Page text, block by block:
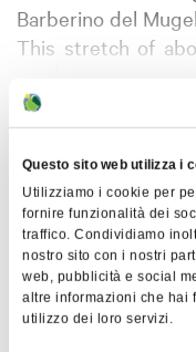
Questo sito web utilizza i
Utilizziamo i cookie per
fornire funzionalità dei
traffico. Condividiamo
nostro sito con i nostri
web, pubblicità e social
altre informazioni che hai
utilizzo dei loro servizi.
Barberino del
This stretch of
of the Apennines,
km, affecting 26
crossing 14
Madonie
Route aims to
through
also aims to
receptivity of the
Show more
Map
+
−